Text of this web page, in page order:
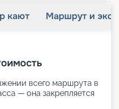
кают Маршрут и
всего маршрута в
— она закрепляется